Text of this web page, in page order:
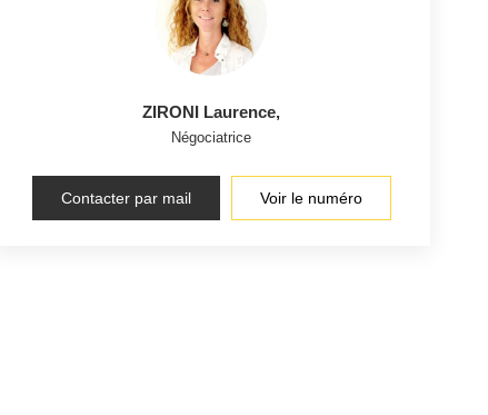
ZIRONI Laurence,
Négociatrice
Contacter par mail Voir le numéro